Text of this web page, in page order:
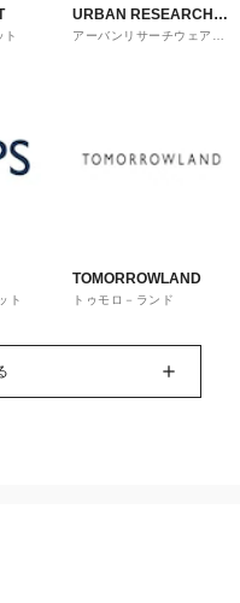
ト
URBAN RESEARCH
ware house
アーバンリサーチウェアハ
ト
TOMORROWLAND
トゥモロ－ランド